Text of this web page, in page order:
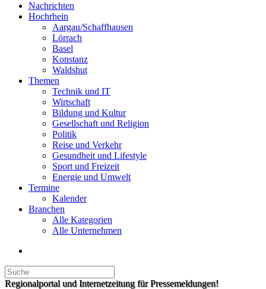
Nachrichten
Hochrhein
Aargau/Schaffhausen
Lörrach
Basel
Konstanz
Waldshut
Themen
Technik und IT
Wirtschaft
Bildung und Kultur
Gesellschaft und Religion
Politik
Reise und Verkehr
Gesundheit und Lifestyle
Sport und Freizeit
Energie und Umwelt
Termine
Kalender
Branchen
Alle Kategorien
Alle Unternehmen
Regionalportal und Internetzeitung für Pressemeldungen!